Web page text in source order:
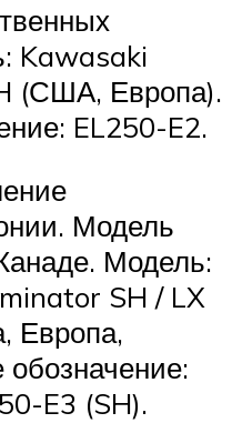
Kawasaki
(США, Европа).
EL250-E2.
Модель
Модель:
SH / LX
Европа,
E3 (SH).